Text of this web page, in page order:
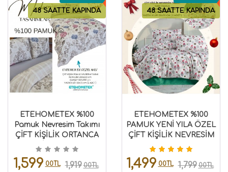
48 SAATTE KAPINDA
ETEHOMETEX %100
Pamuk Nevresim Takımı
ÇİFT KİŞİLİK ORTANCA
RENKLİ 8696474232111
1,599 00TL 1,919 00TL
48 SAATTE KAPINDA
ETEHOMETEX %100
PAMUK YENİ YILA ÖZEL
ÇİFT KİŞİLİK NEVRESİM
TAKIMI 8696474232030
1,499 00TL 1,799 00TL